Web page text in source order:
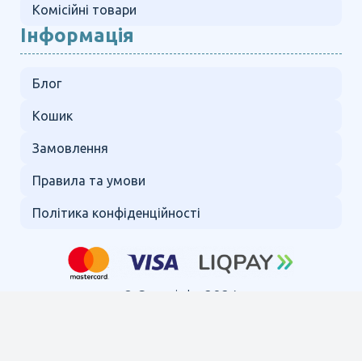
Комісійні товари
Інформація
Блог
Кошик
Замовлення
Правила та умови
Політика конфіденційності
© Copyright 2024.